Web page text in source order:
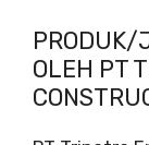
PRODUK/
OLEH PT